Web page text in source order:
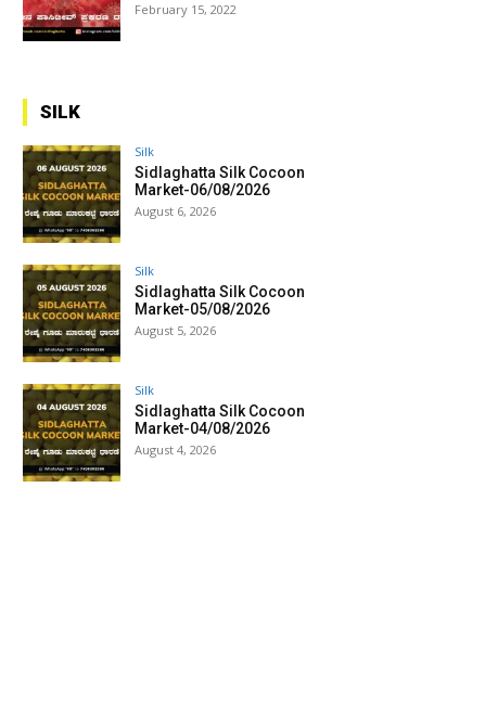
February 15, 2022
SILK
Silk
Sidlaghatta Silk Cocoon
Market-06/08/2026
August 6, 2026
Silk
Sidlaghatta Silk Cocoon
Market-05/08/2026
August 5, 2026
Silk
Sidlaghatta Silk Cocoon
Market-04/08/2026
August 4, 2026